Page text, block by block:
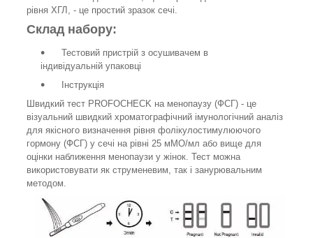
рівня ХГЛ, - це простий зразок сечі.
Склад набору:
Тестовий пристрій з осушивачем в
індивідуальній упаковці
Інструкція
Швидкий тест PROFOCHECK на менопаузу (ФСГ) - це
візуальний швидкий хроматографічний імунологічний аналіз
для якісного визначення рівня фолікулостимулюючого
гормону (ФСГ) у сечі на рівні 25 мМО/мл або вище для
оцінки наближення менопаузи у жінок. Тест можна
використовувати як струменевим, так і занурювальним
методом.